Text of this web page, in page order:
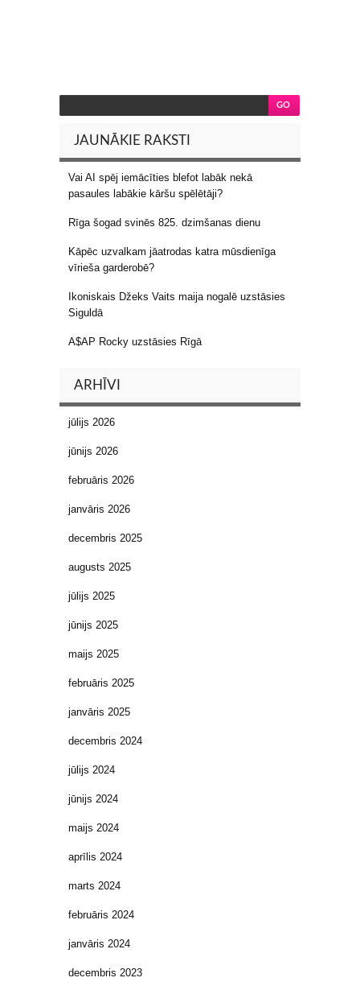
JAUNĀKIE RAKSTI
Vai AI spēj iemācīties blefot labāk nekā
pasaules labākie kāršu spēlētāji?
Rīga šogad svinēs 825. dzimšanas dienu
Kāpēc uzvalkam jāatrodas katra mūsdienīga
vīrieša garderobē?
Ikoniskais Džeks Vaits maija nogalē uzstāsies
Siguldā
A$AP Rocky uzstāsies Rīgā
ARHĪVI
jūlijs 2026
jūnijs 2026
februāris 2026
janvāris 2026
decembris 2025
augusts 2025
jūlijs 2025
jūnijs 2025
maijs 2025
februāris 2025
janvāris 2025
decembris 2024
jūlijs 2024
jūnijs 2024
maijs 2024
aprīlis 2024
marts 2024
februāris 2024
janvāris 2024
decembris 2023